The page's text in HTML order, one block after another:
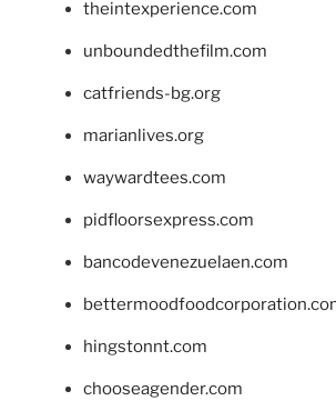
theintexperience.com
unboundedthefilm.com
catfriends-bg.org
marianlives.org
waywardtees.com
pidfloorsexpress.com
bancodevenezuelaen.com
hingstonnt.com
chooseagender.com